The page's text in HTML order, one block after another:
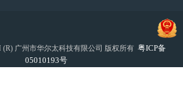
(R) 广州市华尔太科技有限公司 版权所有 粤ICP备
05010193号